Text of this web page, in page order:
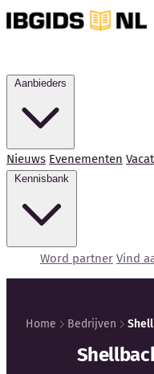
Nieuws Evenementen
Word partner Vind
Home Bedrijven